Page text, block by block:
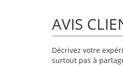
AVIS
Décrivez votre
surtout pas à